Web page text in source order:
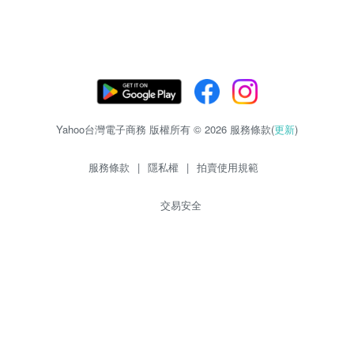
Yahoo台灣電子商務 版權所有 © 2026 服務條款(更新)
服務條款 | 隱私權 | 拍賣使用規範
交易安全